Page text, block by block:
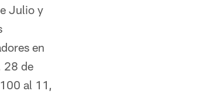
Julio y
en
28 de
al 11,